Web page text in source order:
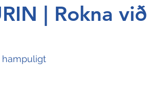
| Rokna við
hampuligt